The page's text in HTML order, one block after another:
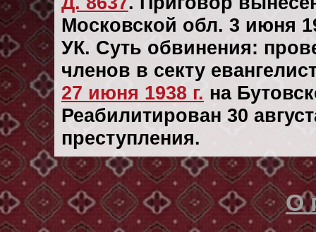
Московской обл. 3 июня
УК. Суть обвинения:
членов в секту
27 июня 1938 г. на
Реабилитирован 30
преступления.
О